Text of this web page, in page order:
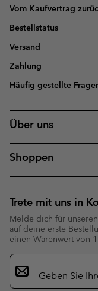
Vom Kaufvertrag
Bestellstatus
Versand
Zahlung
Häufig gestellte
Über uns
Shoppen
Trete mit uns in
Melde dich für
auf deine erste
einen Warenwert von
Newsletter-
Anmeldung